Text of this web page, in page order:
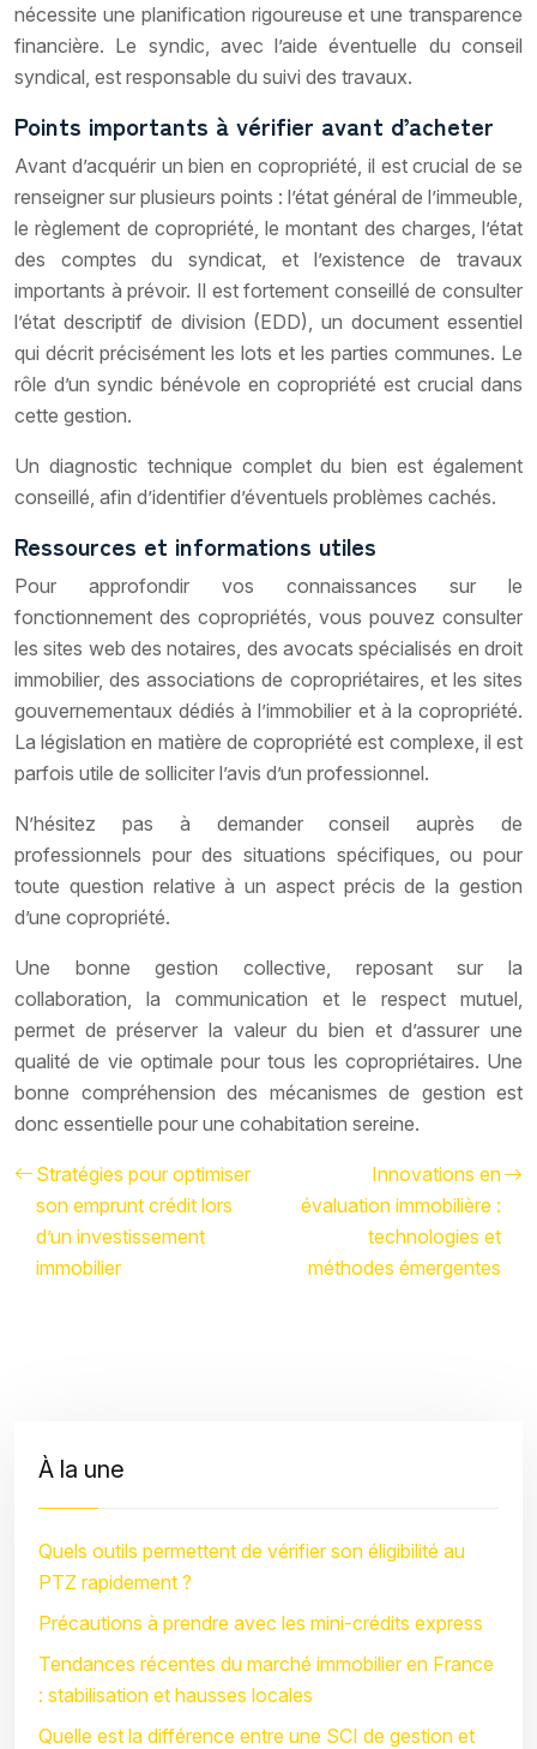
nécessite une planification rigoureuse et une transparence
financière. Le syndic, avec l’aide éventuelle du conseil
syndical, est responsable du suivi des travaux.
Points importants à vérifier avant d’acheter
Avant d’acquérir un bien en copropriété, il est crucial de se
renseigner sur plusieurs points : l’état général de l’immeuble,
le règlement de copropriété, le montant des charges, l’état
des comptes du syndicat, et l’existence de travaux
importants à prévoir. Il est fortement conseillé de consulter
l’état descriptif de division (EDD), un document essentiel
qui décrit précisément les lots et les parties communes. Le
rôle d’un syndic bénévole en copropriété est crucial dans
cette gestion.
Un diagnostic technique complet du bien est également
conseillé, afin d’identifier d’éventuels problèmes cachés.
Ressources et informations utiles
Pour approfondir vos connaissances sur le
fonctionnement des copropriétés, vous pouvez consulter
les sites web des notaires, des avocats spécialisés en droit
immobilier, des associations de copropriétaires, et les sites
gouvernementaux dédiés à l’immobilier et à la copropriété.
La législation en matière de copropriété est complexe, il est
parfois utile de solliciter l’avis d’un professionnel.
N’hésitez pas à demander conseil auprès de
professionnels pour des situations spécifiques, ou pour
toute question relative à un aspect précis de la gestion
d’une copropriété.
Une bonne gestion collective, reposant sur la
collaboration, la communication et le respect mutuel,
permet de préserver la valeur du bien et d’assurer une
qualité de vie optimale pour tous les copropriétaires. Une
bonne compréhension des mécanismes de gestion est
donc essentielle pour une cohabitation sereine.
Stratégies pour optimiser
son emprunt crédit lors
d’un investissement
immobilier
Innovations en
évaluation immobilière :
technologies et
méthodes émergentes
À la une
Quels outils permettent de vérifier son éligibilité au
PTZ rapidement ?
Précautions à prendre avec les mini-crédits express
Tendances récentes du marché immobilier en France
: stabilisation et hausses locales
Quelle est la différence entre une SCI de gestion et